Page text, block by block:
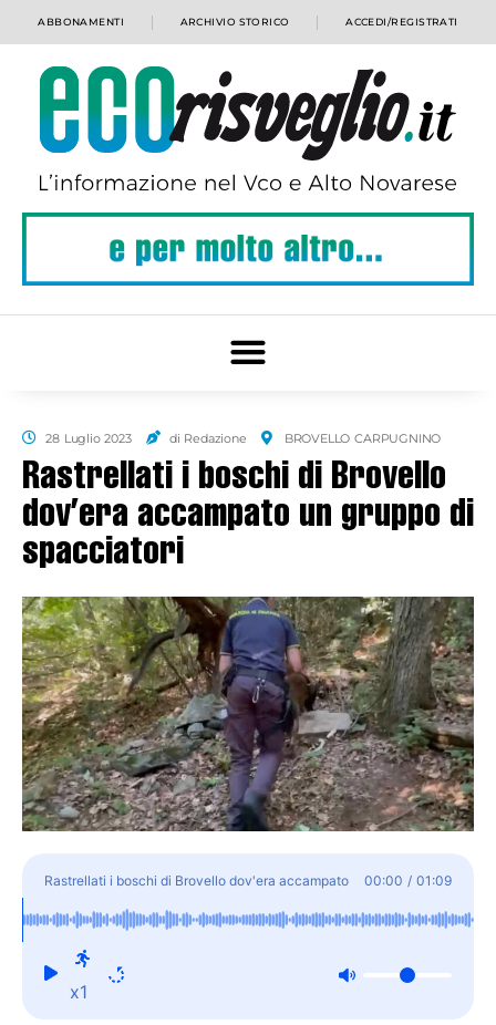
ABBONAMENTI ARCHIVIO STORICO ACCEDI/REGISTRATI
28 Luglio 2023 di Redazione BROVELLO CARPUGNINO
Rastrellati i boschi di Brovello
dov’era accampato un gruppo di
spacciatori
Rastrellati i boschi di Brovello dov'era accampato
un gruppo di spacciatori
00:00 / 01:09
x1